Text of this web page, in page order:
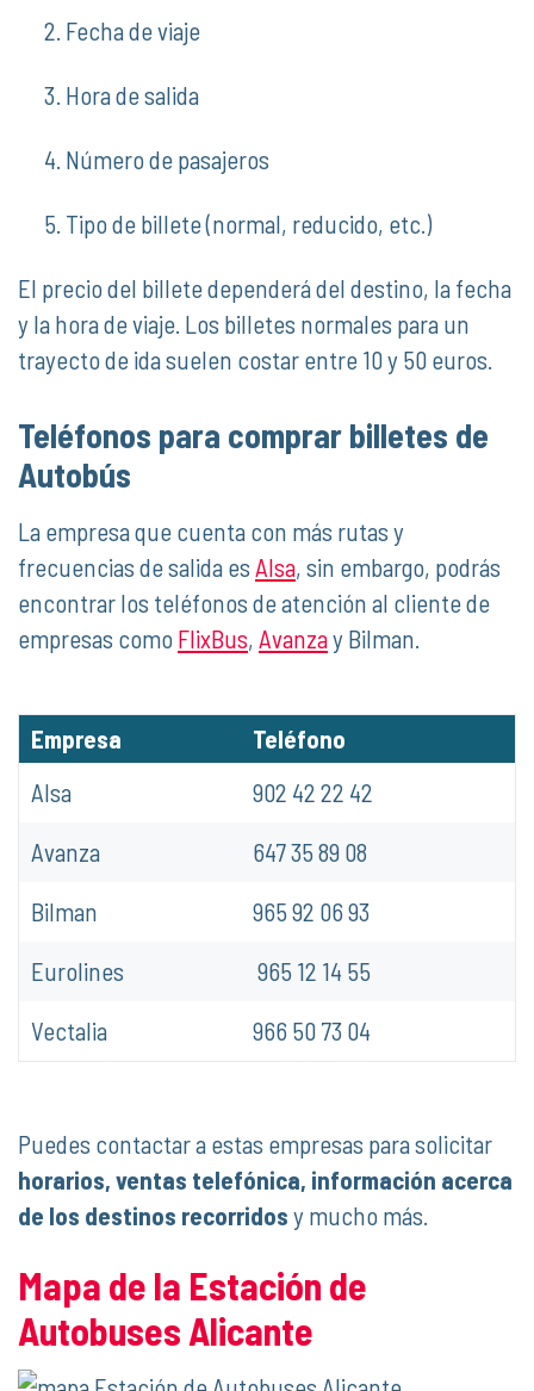
Fecha de viaje
Hora de salida
Número de pasajeros
Tipo de billete (normal, reducido, etc.)
El precio del billete dependerá del destino, la fecha
y la hora de viaje. Los billetes normales para un
trayecto de ida suelen costar entre 10 y 50 euros.
Teléfonos para comprar billetes de
Autobús
La empresa que cuenta con más rutas y
frecuencias de salida es Alsa, sin embargo, podrás
encontrar los teléfonos de atención al cliente de
empresas como FlixBus, Avanzay Bilman.
Empresa
Teléfono
Alsa
902 42 22 42
Avanza
647 35 89 08
Bilman
965 92 06 93
Eurolines
965 12 14 55
Vectalia
966 50 73 04
Puedes contactar a estas empresas para solicitar
horarios, ventas telefónica, información acerca
de los destinos recorridos y mucho más.
Mapa de la Estación de
Autobuses Alicante